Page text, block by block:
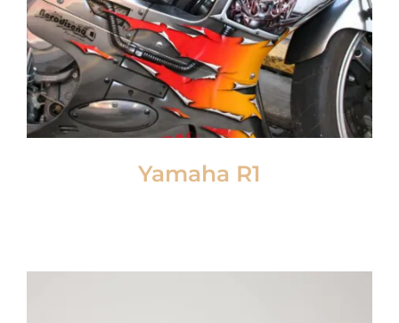
Yamaha R1